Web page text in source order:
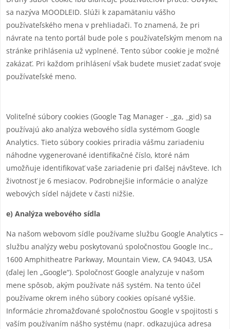
sa nazýva MOODLEID. Slúži k zapamätaniu vášho
používateľského mena v prehliadači. To znamená, že pri
návrate na tento portál bude pole s používateľským menom na
stránke prihlásenia už vyplnené. Tento súbor cookie je možné
zakázať. Pri každom prihlásení však budete musieť zadať svoje
používateľské meno.
Voliteľné súbory cookies (Google Tag Manager - _ga, _gid) sa
používajú ako analýza webového sídla systémom Google
Analytics. Tieto súbory cookies priradia vášmu zariadeniu
náhodne vygenerované identifikačné číslo, ktoré nám
umožňuje identifikovať vaše zariadenie pri ďalšej návšteve. Ich
životnosť je 6 mesiacov. Podrobnejšie informácie o analýze
webových sídel nájdete v časti nižšie.
e) Analýza webového sídla
Na našom webovom sídle používame službu Google Analytics –
službu analýzy webu poskytovanú spoločnosťou Google Inc.,
1600 Amphitheatre Parkway, Mountain View, CA 94043, USA
(ďalej len „Google“). Spoločnosť Google analyzuje v našom
mene spôsob, akým používate náš systém. Na tento účel
používame okrem iného súbory cookies opísané vyššie.
Informácie zhromažďované spoločnosťou Google v spojitosti s
vaším používaním nášho systému (napr. odkazujúca adresa